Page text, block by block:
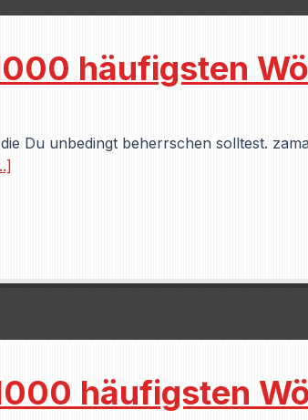
häufigsten
Du unbedingt beherrschen solltest.
häufigsten